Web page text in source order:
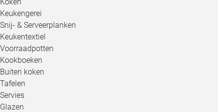
Keukengerei
Snij- & Serveerplanken
Keukentextiel
Voorraadpotten
Kookboeken
Buiten koken
Tafelen
Servies
Glazen